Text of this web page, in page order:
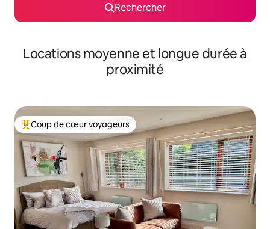
Rechercher
Locations moyenne et longue durée à
proximité
Coups de cœur voyageurs les plus appréciés
Coup de cœur voyageurs